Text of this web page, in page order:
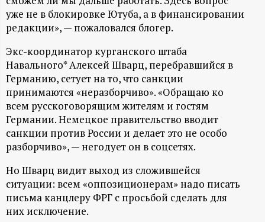
о
р
м
а
ц
и
о
н
уже не в блокировке Ютуба, а в финансировании
редакции», — пожаловался блогер.
Экс-координатор курганского штаба
Навального* Алексей Шварц, перебравшийся в
Германию, сетует на то, что санкции
принимаются «неразборчиво». «Обращаю ко
всем русскоговорящим жителям и гостям
Германии. Немецкое правительство вводит
санкции против России и делает это не особо
разборчиво», — негодует он в соцсетях.
Но Шварц видит выход из сложившейся
ситуации: всем «оппозиционерам» надо писать
письма канцлеру ФРГ с просьбой сделать для
них исключение.